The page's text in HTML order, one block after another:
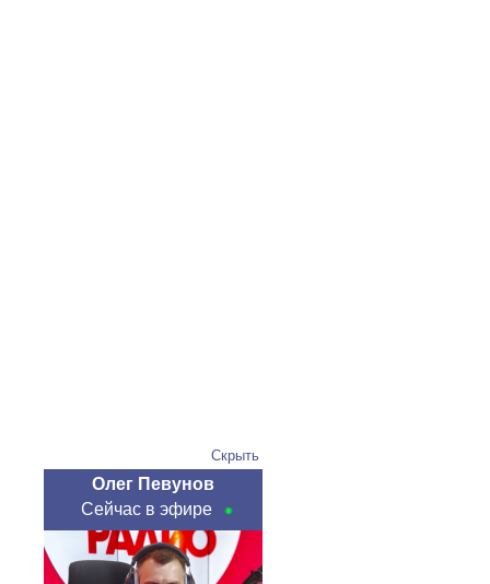
Скрыть
Олег Певунов
Сейчас в эфире